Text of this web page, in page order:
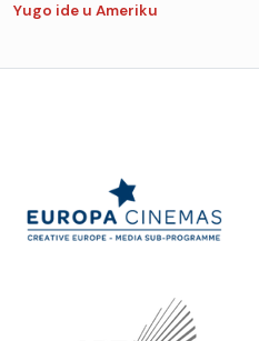
Yugo ide u Ameriku